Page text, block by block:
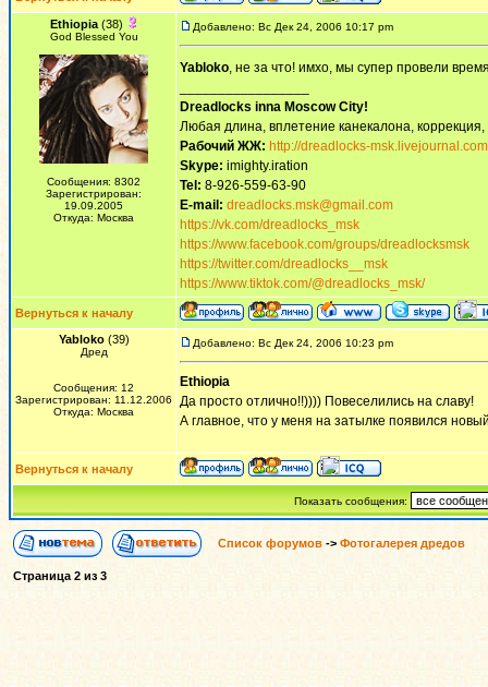
Ethiopia(38)
God Blessed You
Сообщения: 8302
Зарегистрирован:
19.09.2005
Откуда: Москва
Добавлено: Вс Дек 24, 2006 10:17 pm
Yabloko, не за что! имхо, мы супер провели
Dreadlocks inna Moscow Сity!
Любая длина, вплетение канекалона,
Рабочий ЖЖ: http://dreadlocks-
Skype: imighty.iration
Tel: 8-926-559-63-90
E-mail: dreadlocks.msk@gmail.com
https://vk.com/dreadlocks_msk
https://www.facebook.com/groups/dreadlocksmsk
https://twitter.com/dreadlocks__msk
https://www.tiktok.com/@dreadlocks_msk/
Вернуться к началу
Yabloko(39)
Дред
Сообщения: 12
Зарегистрирован: 11.12.2006
Откуда: Москва
Добавлено: Вс Дек 24, 2006 10:23 pm
Ethiopia
Да просто отлично!!)))) Повеселились на славу!
А главное, что у меня на затылке появился
Вернуться к началу
Показать сообщения:
Список форумов -> Фотогалерея дредов
Страница 2из 3